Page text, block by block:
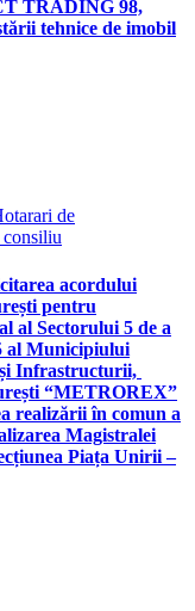
TRADING 98,
tehnice de imobil
de
consiliu
acordului
pentru
al Sectorului 5 de a
al Municipiului
Infrastructurii,
“METROREX”
realizării în comun a
Magistralei
Piața Unirii –